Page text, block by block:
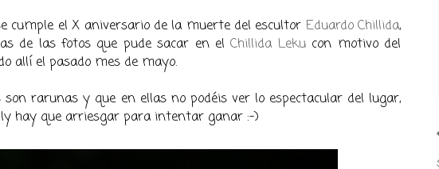
cumple el X aniversario de la muerte del escultor Eduardo Chillida,
de las fotos que pude sacar en elChillida Lekucon motivo del
allí el pasado mes de mayo.
rarunas y que en ellas no podéis ver lo espectacular del lugar,
hay que arriesgar para intentar ganar :-)